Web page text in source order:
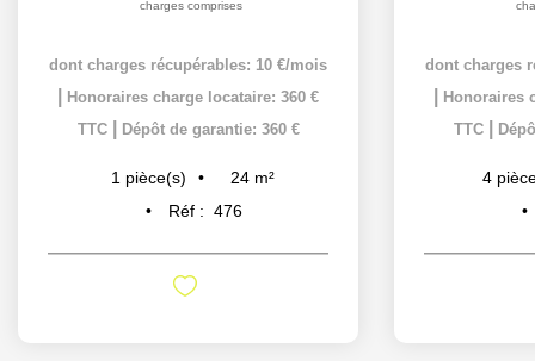
charges comprises
dont charges récupérables: 10 €/mois
Honoraires charge locataire: 360 €
TTC
Dépôt de garantie: 360 €
1 pièce(s) 24 m²
Réf : 476
dont charges
Honoraires
TTC
4